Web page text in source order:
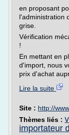
en proposant
l'administration
grise.
Vérification
!
En mettant en
d'import, nous
prix d'achat
Lire la suite
Site : http://
Thèmes liés :
importateur